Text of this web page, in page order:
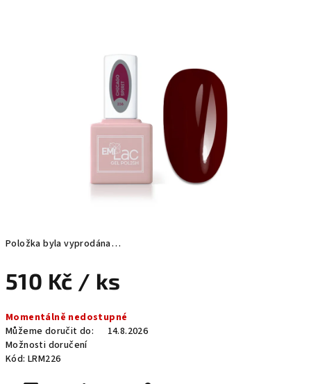
Položka byla vyprodána…
510 Kč / ks
cena:
Momentálně nedostupné
Můžeme doručit do:
14.8.2026
Možnosti doručení
Kód: LRM226
hvězdiček.